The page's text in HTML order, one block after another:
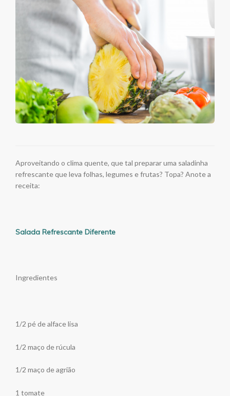
Aproveitando o clima quente, que tal preparar uma saladinha
refrescante que leva folhas, legumes e frutas? Topa? Anote a
receita:
Salada Refrescante Diferente
Ingredientes
1/2 pé de alface lisa
1/2 maço de rúcula
1/2 maço de agrião
1 tomate